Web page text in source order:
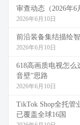
审查动态（2026年6
2026年6月10日
前沿装备集结描绘
2026年6月10日
618高画质电视怎么
音壁”思路
2026年6月10日
TikTok Shop全托管
已覆盖全球16国